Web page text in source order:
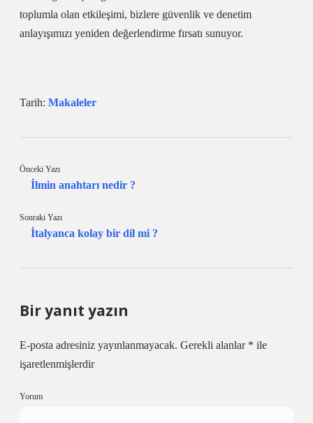
toplumla olan etkileşimi, bizlere güvenlik ve denetim
anlayışımızı yeniden değerlendirme fırsatı sunuyor.
Tarih: Makaleler
Önceki Yazı
İlmin anahtarı nedir ?
Sonraki Yazı
İtalyanca kolay bir dil mi ?
Bir yanıt yazın
E-posta adresiniz yayınlanmayacak. Gerekli alanlar * ile
işaretlenmişlerdir
Yorum